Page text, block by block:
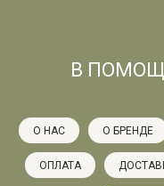
В
О НАС О БРЕНДЕ
ОПЛАТА